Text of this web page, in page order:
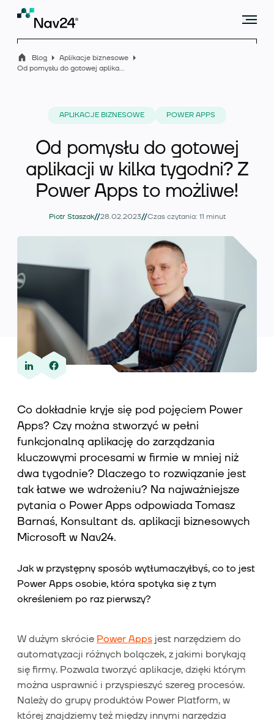
Rozszerzenia
Usługi
O nas
Kontakt
Blog
Aplikacje biznesowe
Od pomysłu do gotowej aplikacji w kilka tygodni? Z Power Apps to możliwe!
APLIKACJE BIZNESOWE POWER APPS
Od pomysłu do gotowej
aplikacji w kilka tygodni? Z
Power Apps to możliwe!
Piotr Staszak//28.02.2023//Czas czytania: 11 minut
Co dokładnie kryje się pod pojęciem Power
Apps? Czy można stworzyć w pełni
funkcjonalną aplikację do zarządzania
kluczowymi procesami w firmie w mniej niż
dwa tygodnie? Dlaczego to rozwiązanie jest
tak łatwe we wdrożeniu? Na najważniejsze
pytania o Power Apps odpowiada Tomasz
Barnaś, Konsultant ds. aplikacji biznesowych
Microsoft w Nav24.
Jak w przystępny sposób wytłumaczyłbyś, co to jest
Power Apps osobie, która spotyka się z tym
określeniem po raz pierwszy?
W dużym skrócie Power Apps jest narzędziem do
automatyzacji różnych bolączek, z jakimi borykają
się firmy. Pozwala tworzyć aplikacje, dzięki którym
można usprawnić i przyspieszyć szereg procesów.
Należy do grupy produktów Power Platform, w
której znajdziemy też między innymi narzędzia